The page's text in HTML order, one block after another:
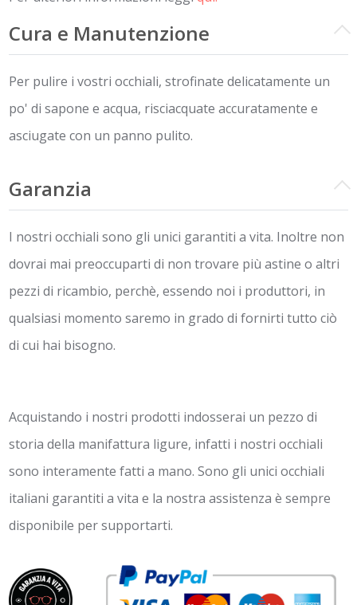
Cura e Manutenzione
Per pulire i vostri occhiali, strofinate delicatamente un
po' di sapone e acqua, risciacquate accuratamente e
asciugate con un panno pulito.
Garanzia
I nostri occhiali sono gli unici garantiti a vita. Inoltre non
dovrai mai preoccuparti di non trovare più astine o altri
pezzi di ricambio, perchè, essendo noi i produttori, in
qualsiasi momento saremo in grado di fornirti tutto ciò
di cui hai bisogno.
Acquistando i nostri prodotti indosserai un pezzo di
storia della manifattura ligure, infatti i nostri occhiali
sono interamente fatti a mano. Sono gli unici occhiali
italiani garantiti a vita e la nostra assistenza è sempre
disponibile per supportarti.